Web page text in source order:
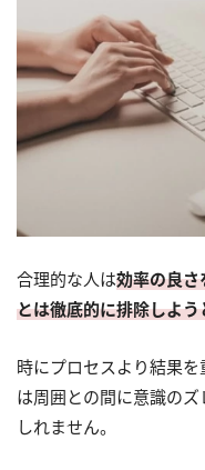
合理的な人は効率の良さ
とは徹底的に排除しよう
時にプロセスより結果
は周囲との間に意識の
しれません。